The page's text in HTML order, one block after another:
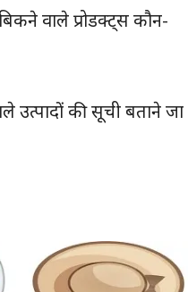
वाले प्रोडक्ट्स कौन-
की सूची बताने जा